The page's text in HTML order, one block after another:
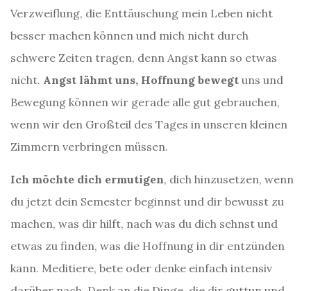
Verzweiflung, die Enttäuschung mein Leben nicht
besser machen können und mich nicht durch
schwere Zeiten tragen, denn Angst kann so etwas
nicht. Angst lähmt uns, Hoffnung bewegt uns und
Bewegung können wir gerade alle gut gebrauchen,
wenn wir den Großteil des Tages in unseren kleinen
Zimmern verbringen müssen.
Ich möchte dich ermutigen, dich hinzusetzen, wenn
du jetzt dein Semester beginnst und dir bewusst zu
machen, was dir hilft, nach was du dich sehnst und
etwas zu finden, was die Hoffnung in dir entzünden
kann. Meditiere, bete oder denke einfach intensiv